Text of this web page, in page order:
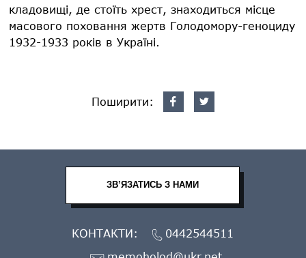
кладовищі, де стоїть хрест, знаходиться місце
масового поховання жертв Голодомору-геноциду
1932-1933 років в Україні.
Поширити:
ЗВ’ЯЗАТИСЬ З НАМИ
КОНТАКТИ:
0442544511